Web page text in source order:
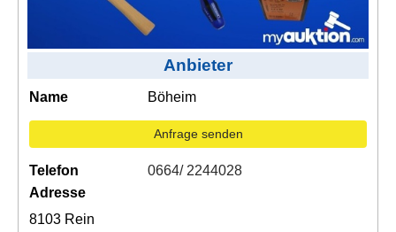
Anbieter
Name Böheim
Anfrage senden
Telefon
0664/ 2244028
Adresse
8103 Rein